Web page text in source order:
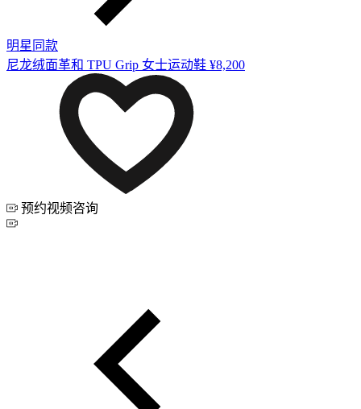
明星同款
尼龙绒面革和 TPU Grip 女士运动鞋 ¥8,200
预约视频咨询